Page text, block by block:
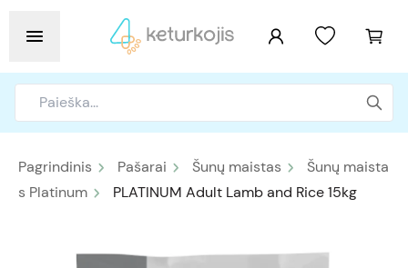
Pagrindinis Pašarai Šunų maistas
Šunų maista
s Platinum
PLATINUM Adult Lamb and Rice 15kg